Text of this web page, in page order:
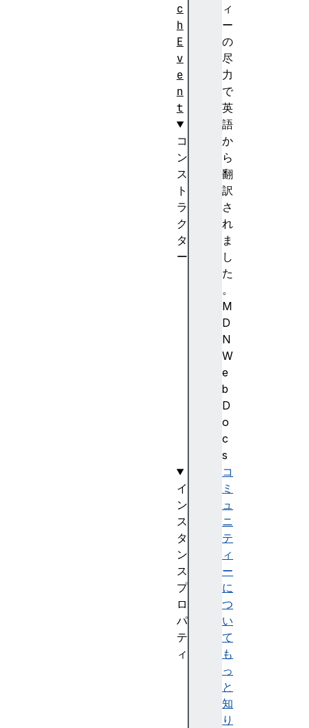
ィ
ー
の
尽
力
で
英
語
か
ら
翻
訳
さ
れ
ま
し
た
。
M
D
N
W
e
b
D
o
c
s
コ
ミ
ュ
ニ
テ
ィ
ー
に
つ
い
て
も
っ
と
知
り
c
h
E
v
e
n
t
コ
ン
ス
ト
ラ
ク
タ
ー
イ
ン
ス
タ
ン
ス
プ
ロ
パ
テ
ィ